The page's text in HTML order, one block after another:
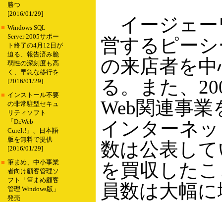
勝つ
[2016/01/29]
■ Windows SQL
Server 2005サポー
ト終了の4月12日が
迫る、報告済み脆
弱性の深刻度も高
く、早急な移行を
[2016/01/29]
■ インストール不要
の非常駐型セキュ
リティソフト
「Dr.Web
CureIt!」、日本語
版を無料で提供
[2016/01/29]
■ 筆まめ、中小事業
者向け顧客管理ソ
フト「筆まめ顧客
管理 Windows版」
発売
イージェー
営するピー
の来店者を
る。また、
Web関連事
インターネ
数は公表し
を買収した
員数は大幅